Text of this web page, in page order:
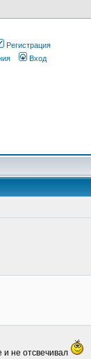
Регистрация
Вход
и не отсвечивал